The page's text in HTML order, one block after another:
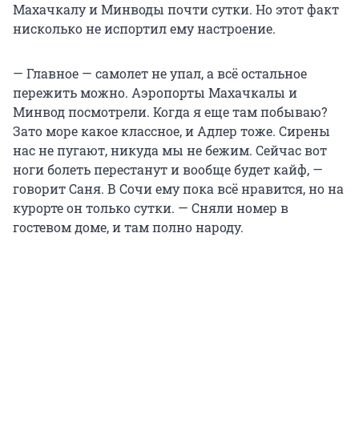
Махачкалу и Минводы почти сутки. Но этот факт
нисколько не испортил ему настроение.
— Главное — самолет не упал, а всё остальное
пережить можно. Аэропорты Махачкалы и
Минвод посмотрели. Когда я еще там побываю?
Зато море какое классное, и Адлер тоже. Сирены
нас не пугают, никуда мы не бежим. Сейчас вот
ноги болеть перестанут и вообще будет кайф, —
говорит Саня. В Сочи ему пока всё нравится, но на
курорте он только сутки. — Сняли номер в
гостевом доме, и там полно народу.